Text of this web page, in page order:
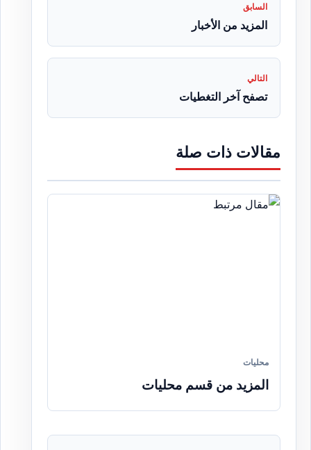
السابق
المزيد من الأخبار
التالي
تصفح آخر التغطيات
مقالات ذات صلة
محليات
المزيد من قسم محليات